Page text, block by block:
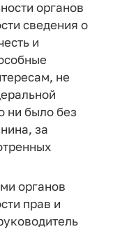
органов
сведения о
и
не
ни было без
за
органов
прав и